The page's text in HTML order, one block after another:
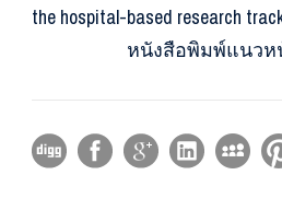
the hospital-based research
หนังสือพิมพ์แนวห